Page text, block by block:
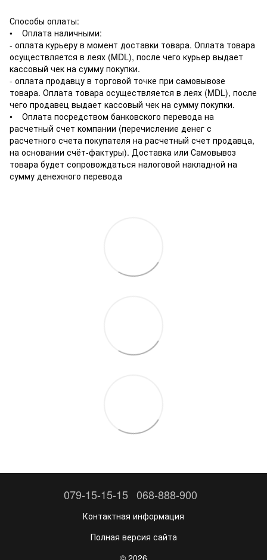
Способы оплаты:
• Оплата наличными:
- оплата курьеру в момент доставки товара. Оплата товара
осуществляется в леях (MDL), после чего курьер выдает
кассовый чек на сумму покупки.
- оплата продавцу в торговой точке при самовывозе
товара. Оплата товара осуществляется в леях (MDL), после
чего продавец выдает кассовый чек на сумму покупки.
• Оплата посредством банковского перевода на
расчетный счет компании (перечисление денег с
расчетного счета покупателя на расчетный счет продавца,
на основании счёт-фактуры). Доставка или Самовывоз
товара будет сопровождаться налоговой накладной на
сумму денежного перевода
079-15-15-15 068-888-900
Контактная информация
Полная версия сайта
© 2026